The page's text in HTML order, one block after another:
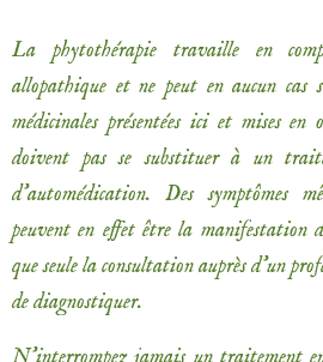
La phytothérapie travaille en
allopathique et ne peut en aucun cas
médicinales présentées ici et mises en
doivent pas se substituer à un
d’automédication. Des symptômes
peuvent en effet être la manifestation
que seule la consultation auprès d’un
de diagnostiquer.